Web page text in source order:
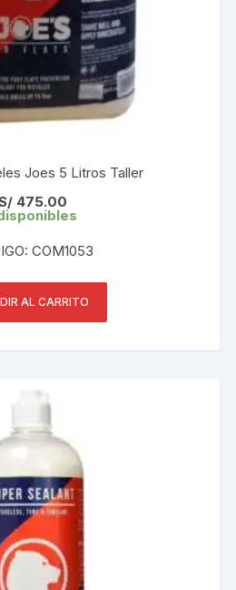
Joes 5 Litros Taller
475.00
COM1053
AL CARRITO